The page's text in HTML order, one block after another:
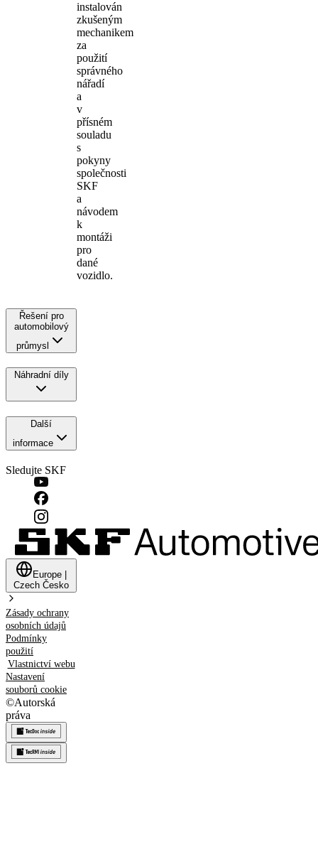
instalován
zkušeným
mechanikem
za
použití
správného
nářadí
a
v
přísném
souladu
s
pokyny
společnosti
SKF
a
návodem
k
montáži
pro
dané
vozidlo.
Řešení pro
automobilový
průmysl
Náhradní díly
Další
informace
Sledujte SKF
Europe
Czech Česko
Zásady ochrany
osobních údajů
Podmínky
použití
Vlastnictví webu
Nastavení
souborů cookie
©Autorská
práva